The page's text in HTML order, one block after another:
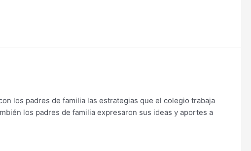
los padres de familia las estrategias que el colegio trabaja
los padres de familia expresaron sus ideas y aportes a